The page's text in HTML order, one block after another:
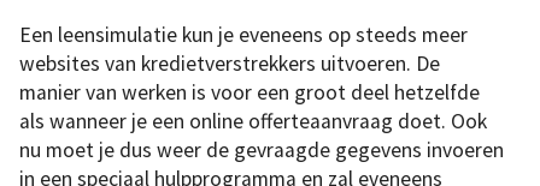
Een leensimulatie kun je eveneens op steeds meer
websites van kredietverstrekkers uitvoeren. De
manier van werken is voor een groot deel hetzelfde
als wanneer je een online offerteaanvraag doet. Ook
nu moet je dus weer de gevraagde gegevens invoeren
in een speciaal hulpprogramma en zal eveneens